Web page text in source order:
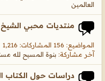
العالمين
منتديات محبي الشيخ
المواضيع: 156 المشاركات: 1,216
آخر مشاركة: بنوة المسيح لله
دراسات حول الكتاب